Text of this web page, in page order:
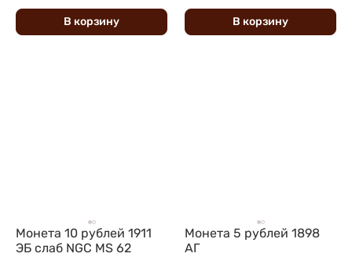
В корзину В корзину
Монета 10 рублей 1911
ЭБ слаб NGC MS 62
Монета 5 рублей 1898
АГ